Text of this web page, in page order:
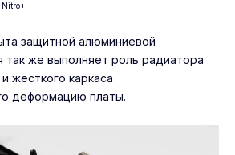
Nitro+
защитной алюминиевой
так же выполняет роль радиатора
жесткого каркаса
деформацию платы.